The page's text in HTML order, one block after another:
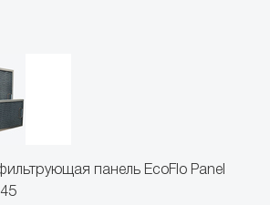
панель EcoFlo Panel